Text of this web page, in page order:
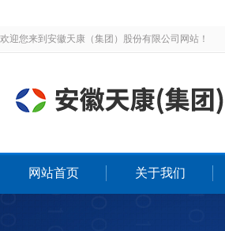
欢迎您来到安徽天康（集团）股份有限公司网站！
网站首页 关于我们